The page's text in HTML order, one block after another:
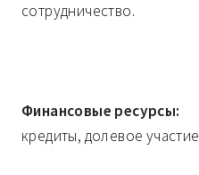
сотрудничество.
Финансовые ресурсы:
кредиты, долевое участие